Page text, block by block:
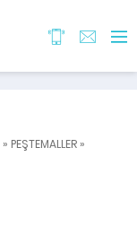
» PEŞTEMALLER »